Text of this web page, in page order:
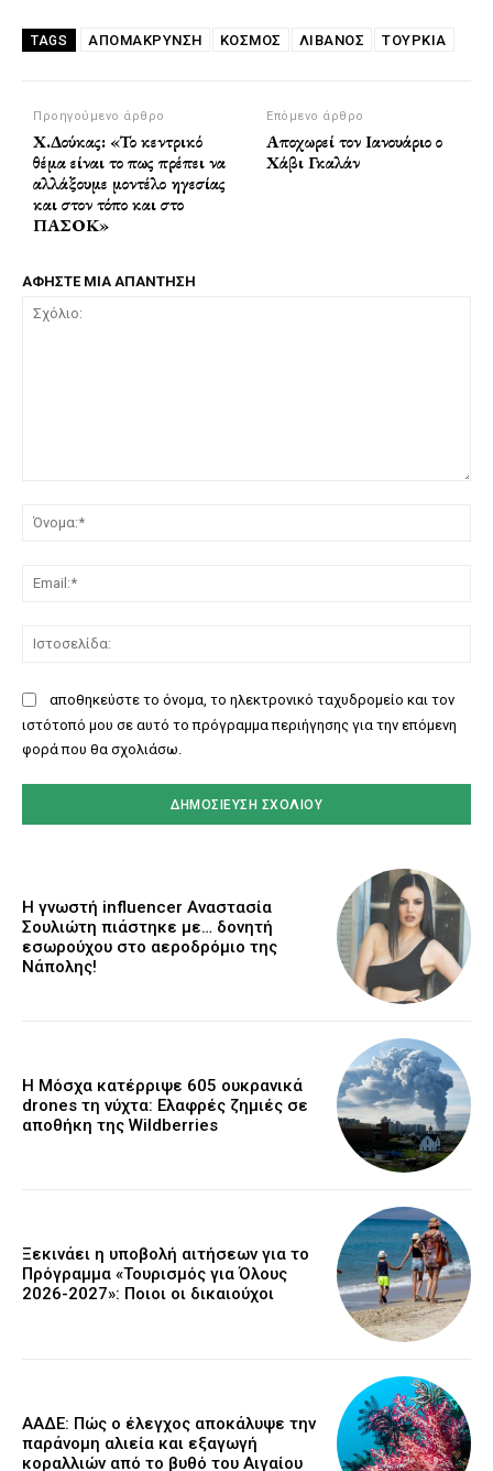
TAGS ΑΠΟΜΑΚΡΥΝΣΗ ΚΟΣΜΟΣ ΛΙΒΑΝΟΣ ΤΟΥΡΚΙΑ
Προηγούμενο άρθρο
Χ.Δούκας: «Το κεντρικό
θέμα είναι το πως πρέπει να
αλλάξουμε μοντέλο ηγεσίας
και στον τόπο και στο
ΠΑΣΟΚ»
Επόμενο άρθρο
Αποχωρεί τον Ιανουάριο ο
Χάβι Γκαλάν
ΑΦΗΣΤΕ ΜΙΑ ΑΠΑΝΤΗΣΗ
αποθηκεύστε το όνομα, το ηλεκτρονικό ταχυδρομείο και τον
ιστότοπό μου σε αυτό το πρόγραμμα περιήγησης για την επόμενη
φορά που θα σχολιάσω.
Η γνωστή influencer Αναστασία
Σουλιώτη πιάστηκε με… δονητή
εσωρούχου στο αεροδρόμιο της
Νάπολης!
Η Μόσχα κατέρριψε 605 ουκρανικά
drones τη νύχτα: Ελαφρές ζημιές σε
αποθήκη της Wildberries
Ξεκινάει η υποβολή αιτήσεων για το
Πρόγραμμα «Τουρισμός για Όλους
2026-2027»: Ποιοι οι δικαιούχοι
ΑΑΔΕ: Πώς ο έλεγχος αποκάλυψε την
παράνομη αλιεία και εξαγωγή
κοραλλιών από το βυθό του Αιγαίου